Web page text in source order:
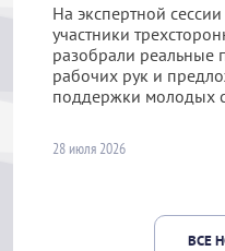
На экспертной
участники
разобрали реальные
рабочих рук и
поддержки молодых
28 июля 2026
ВСЕ